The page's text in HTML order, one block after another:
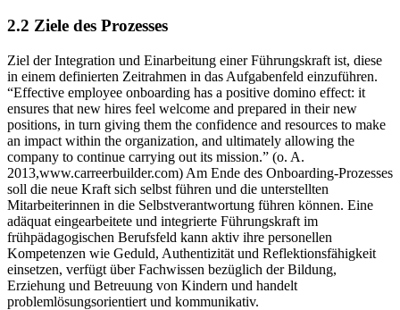
2.2 Ziele des Prozesses
Ziel der Integration und Einarbeitung einer Führungskraft ist, diese
in einem definierten Zeitrahmen in das Aufgabenfeld einzuführen.
“Effective employee onboarding has a positive domino effect: it
ensures that new hires feel welcome and prepared in their new
positions, in turn giving them the confidence and resources to make
an impact within the organization, and ultimately allowing the
company to continue carrying out its mission.” (o. A.
2013,www.carreerbuilder.com) Am Ende des Onboarding-Prozesses
soll die neue Kraft sich selbst führen und die unterstellten
Mitarbeiterinnen in die Selbstverantwortung führen können. Eine
adäquat eingearbeitete und integrierte Führungskraft im
frühpädagogischen Berufsfeld kann aktiv ihre personellen
Kompetenzen wie Geduld, Authentizität und Reflektionsfähigkeit
einsetzen, verfügt über Fachwissen bezüglich der Bildung,
Erziehung und Betreuung von Kindern und handelt
problemlösungsorientiert und kommunikativ.